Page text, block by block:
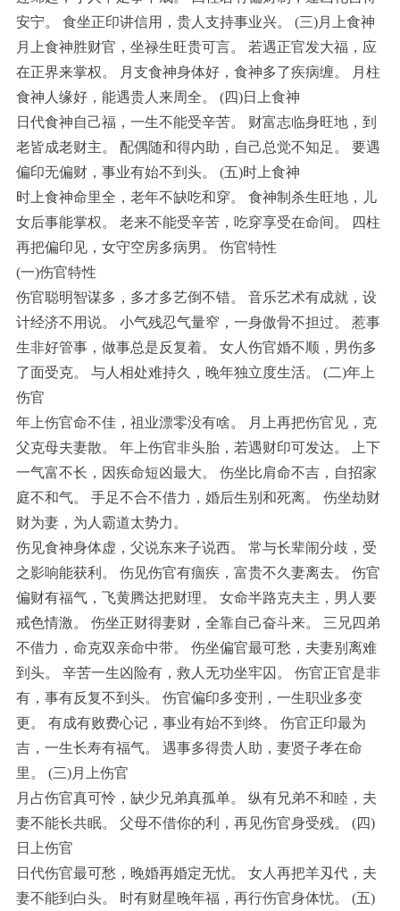
安宁。 食坐正印讲信用，贵人支持事业兴。 (三)月上食神
月上食神胜财官，坐禄生旺贵可言。 若遇正官发大福，应
在正界来掌权。 月支食神身体好，食神多了疾病缠。 月柱
食神人缘好，能遇贵人来周全。 (四)日上食神
日代食神自己福，一生不能受辛苦。 财富志临身旺地，到
老皆成老财主。 配偶随和得内助，自己总觉不知足。 要遇
偏印无偏财，事业有始不到头。 (五)时上食神
时上食神命里全，老年不缺吃和穿。 食神制杀生旺地，儿
女后事能掌权。 老来不能受辛苦，吃穿享受在命间。 四柱
再把偏印见，女守空房多病男。 伤官特性
(一)伤官特性
伤官聪明智谋多，多才多艺倒不错。 音乐艺术有成就，设
计经济不用说。 小气残忍气量窄，一身傲骨不担过。 惹事
生非好管事，做事总是反复着。 女人伤官婚不顺，男伤多
了面受克。 与人相处难持久，晚年独立度生活。 (二)年上
伤官
年上伤官命不佳，祖业漂零没有啥。 月上再把伤官见，克
父克母夫妻散。 年上伤官非头胎，若遇财印可发达。 上下
一气富不长，因疾命短凶最大。 伤坐比肩命不吉，自招家
庭不和气。 手足不合不借力，婚后生别和死离。 伤坐劫财
财为妻，为人霸道太势力。
伤见食神身体虚，父说东来子说西。 常与长辈闹分歧，受
之影响能获利。 伤见伤官有痼疾，富贵不久妻离去。 伤官
偏财有福气，飞黄腾达把财理。 女命半路克夫主，男人要
戒色情激。 伤坐正财得妻财，全靠自己奋斗来。 三兄四弟
不借力，命克双亲命中带。 伤坐偏官最可愁，夫妻别离难
到头。 辛苦一生凶险有，救人无功坐牢囚。 伤官正官是非
有，事有反复不到头。 伤官偏印多变刑，一生职业多变
更。 有成有败费心记，事业有始不到终。 伤官正印最为
吉，一生长寿有福气。 遇事多得贵人助，妻贤子孝在命
里。 (三)月上伤官
月占伤官真可怜，缺少兄弟真孤单。 纵有兄弟不和睦，夫
妻不能长共眠。 父母不借你的利，再见伤官身受残。 (四)
日上伤官
日代伤官最可愁，晚婚再婚定无忧。 女人再把羊刄代，夫
妻不能到白头。 时有财星晚年福，再行伤官身体忧。 (五)